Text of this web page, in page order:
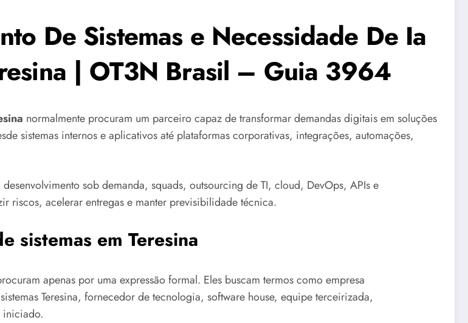
De Sistemas e Necessidade De Ia
| OT3N Brasil – Guia 3964
normalmente procuram um parceiro capaz de transformar demandas digitais em soluções
sistemas internos e aplicativos até plataformas corporativas, integrações, automações,
sob demanda, squads, outsourcing de TI, cloud, DevOps, APIs e
riscos, acelerar entregas e manter previsibilidade técnica.
sistemas em Teresina
apenas por uma expressão formal. Eles buscam termos como empresa
Teresina, fornecedor de tecnologia, software house, equipe terceirizada,
iniciado.